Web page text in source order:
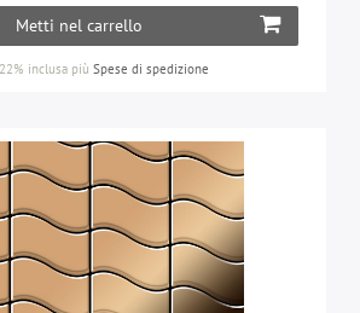
Metti nel carrello
inclusapiù Spese di spedizione